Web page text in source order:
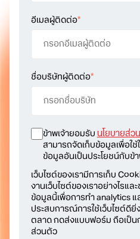
อีเมลผู้ติดต่อ*
ชื่อบริษัทผู้ติดต่อ*
ข้าพเจ้ายอมรับนโยบายส่ว
สามารถจัดเก็บข้อมูลเพื่อใ
ข้อมูลอันเป็นประโยชน์กับข้า
เว็บไซต์ของเรามีการเก็บ
งานเว็บไซต์ของเราอย่างไรแล
ข้อมูลนี้เพื่อการทำ analytics แ
ประสบการณ์การใช้เว็บไซต์ดี
ตลาด กดส่งแบบฟอร์ม ถือเป็น
ส่วนตัว